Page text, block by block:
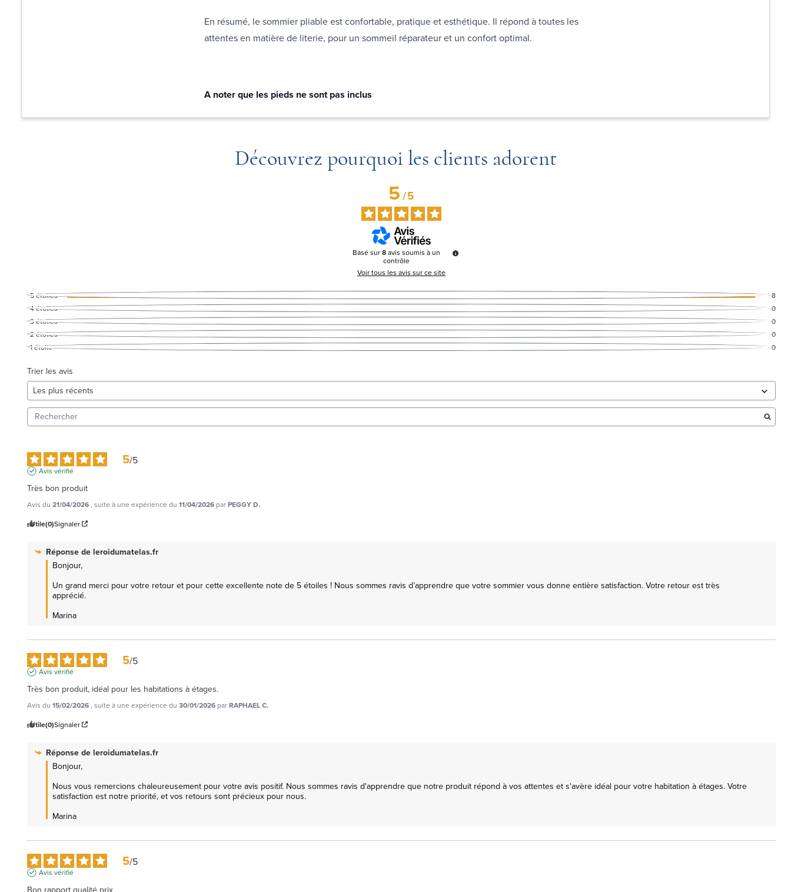
En résumé, le sommier pliable est confortable, pratique et esthétique. Il répond à toutes les
attentes en matière de literie, pour un sommeil réparateur et un confort optimal.
A noter que les pieds ne sont pas inclus
Découvrez pourquoi les clients adorent
5/5
Basé sur8 avis soumis à un
contrôle
Voir tous les avis sur ce site
5étoiles
8
4étoiles
0
3 étoiles
0
2étoiles
0
1étoile 0
Trier les avis
5/5
Avis vérifié
Très bon produit
Avis du 21/04/2026, suite à une expérience du 11/04/2026 parPEGGY D.
Utile(0)Signaler
Réponse de leroidumatelas.fr
Bonjour,
Un grand merci pour votre retour et pour cette excellente note de 5 étoiles ! Nous sommes ravis d’apprendre que votre sommier vous donne entière satisfaction. Votre retour est très
apprécié.
Marina
5/5
Avis vérifié
Très bon produit, idéal pour les habitations à étages.
Avis du 15/02/2026, suite à une expérience du 30/01/2026 parRAPHAEL C.
Utile(0)Signaler
Réponse de leroidumatelas.fr
Bonjour,
Nous vous remercions chaleureusement pour votre avis positif. Nous sommes ravis d'apprendre que notre produit répond à vos attentes et s'avère idéal pour votre habitation à étages. Votre
satisfaction est notre priorité, et vos retours sont précieux pour nous.
Marina
5/5
Avis vérifié
Bon rapport qualité prix